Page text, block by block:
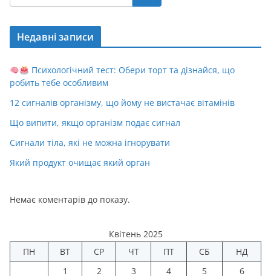
Недавні записи
Психологічний тест: Обери торт та дізнайся, що
робить тебе особливим
12 сигналів організму, що йому не вистачає вітамінів
Що випити, якщо організм подає сигнал
Сигнали тіла, які не можна ігнорувати
Який продукт очищає який орган
Немає коментарів до показу.
Квітень 2025
ПН
ВТ СР ЧТ ПТ СБ
НД
1
2 3 4 5 6